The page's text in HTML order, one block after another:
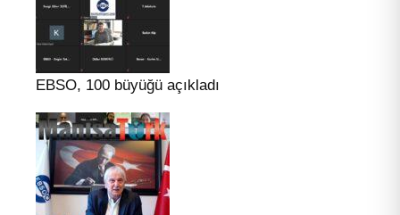
EBSO, 100 büyüğü açıkladı